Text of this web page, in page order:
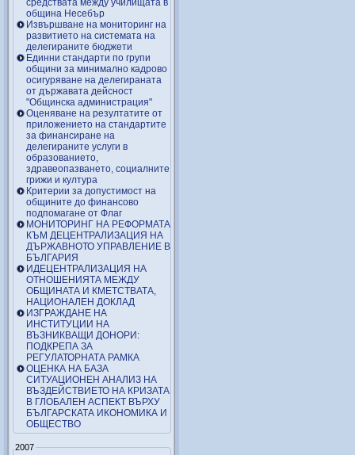
средствата между училищата в
община Несебър
Извършване на мониторинг на
развитието на системата на
делегираните бюджети
Единни стандарти по групи
общини за минимално кадрово
осигуряване на делегираната
от държавата дейсност
"Общинска администрация"
Оценяване на резултатите от
приложението на стандартите
за финансиране на
делегираните услуги в
образованието,
здравеопазването, социалните
грижи и култура
Критерии за допустимост на
общините до финансово
подпомагане от Флаг
МОНИТОРИНГ НА РЕФОРМАТА
КЪМ ДЕЦЕНТРАЛИЗАЦИЯ НА
ДЪРЖАВНОТО УПРАВЛЕНИЕ В
БЪЛГАРИЯ
ИДЕЦЕНТРАЛИЗАЦИЯ НА
ОТНОШЕНИЯТА МЕЖДУ
ОБЩИНАТА И КМЕТСТВАТА,
НАЦИОНАЛЕН ДОКЛАД
ИЗГРАЖДАНЕ НА
ИНСТИТУЦИИ НА
ВЪЗНИКВАЩИ ДОНОРИ:
ПОДКРЕПА ЗА
РЕГУЛАТОРНАТА РАМКА
ОЦЕНКА НА БАЗА
СИТУАЦИОНЕН АНАЛИЗ НА
ВЪЗДЕЙСТВИЕТО НА КРИЗАТА
В ГЛОБАЛЕН АСПЕКТ ВЪРХУ
БЪЛГАРСКАТА ИКОНОМИКА И
ОБЩЕСТВО
2007